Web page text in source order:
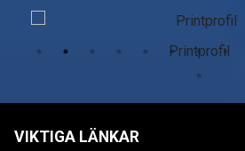
Printprofil
VIKTIGA LÄNKAR